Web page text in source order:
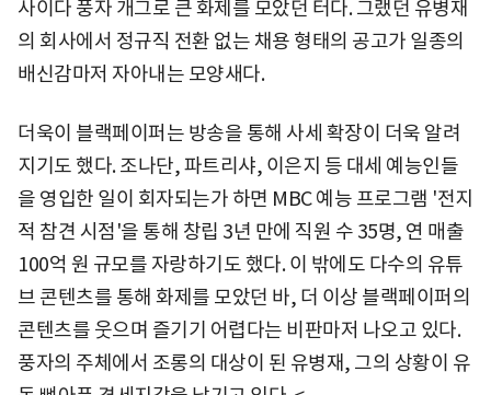
사이다 풍자 개그로 큰 화제를 모았던 터다. 그랬던 유병재
의 회사에서 정규직 전환 없는 채용 형태의 공고가 일종의
배신감마저 자아내는 모양새다.
더욱이 블랙페이퍼는 방송을 통해 사세 확장이 더욱 알려
지기도 했다. 조나단, 파트리샤, 이은지 등 대세 예능인들
을 영입한 일이 회자되는가 하면 MBC 예능 프로그램 '전지
적 참견 시점'을 통해 창립 3년 만에 직원 수 35명, 연 매출
100억 원 규모를 자랑하기도 했다. 이 밖에도 다수의 유튜
브 콘텐츠를 통해 화제를 모았던 바, 더 이상 블랙페이퍼의
콘텐츠를 웃으며 즐기기 어렵다는 비판마저 나오고 있다.
풍자의 주체에서 조롱의 대상이 된 유병재, 그의 상황이 유